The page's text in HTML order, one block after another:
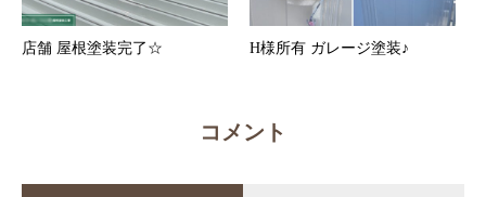
店舗 屋根塗装完了☆ H様所有 ガレージ塗装♪
コメント